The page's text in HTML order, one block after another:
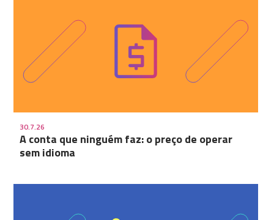
30.7.26
A conta que ninguém faz: o preço de operar
sem idioma